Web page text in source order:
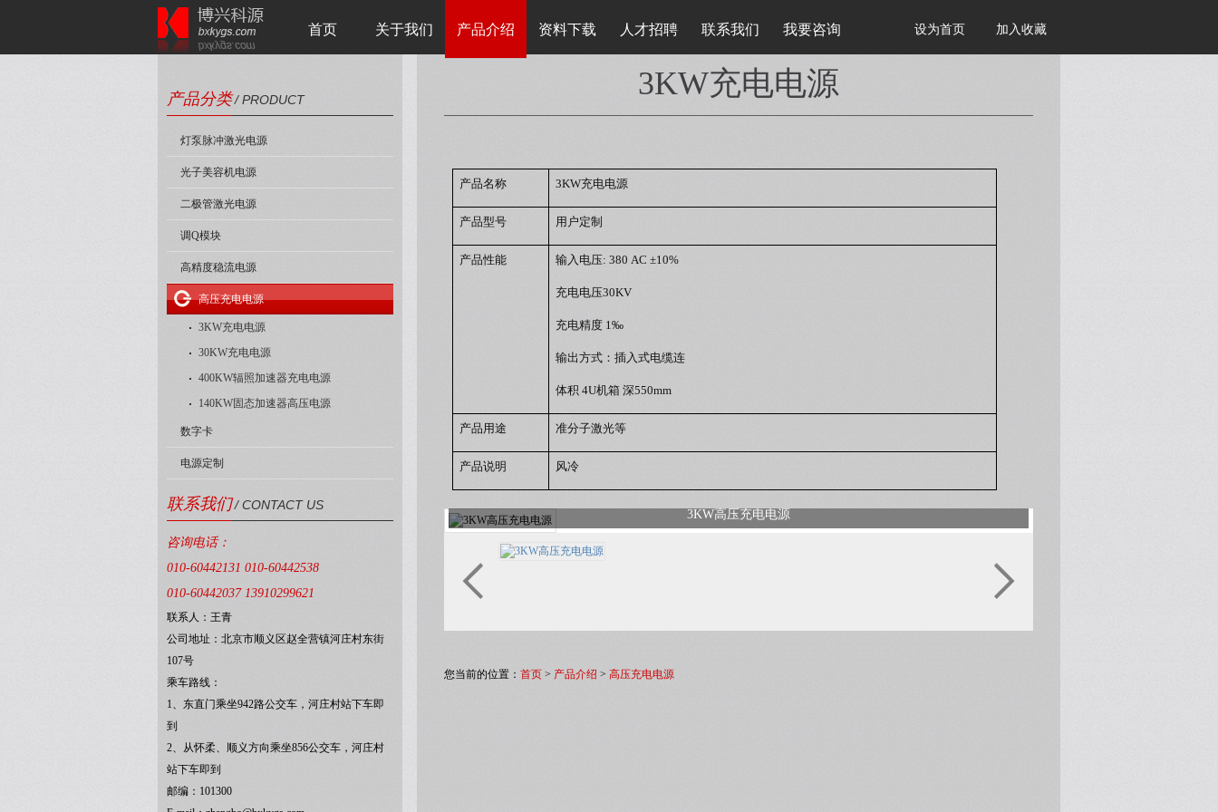
首页 关于我们 产品介绍 资料下载 人才招聘 联系我们 我要咨询 设为首页 加入收藏
产品分类/ PRODUCT
灯泵脉冲激光电源
光子美容机电源
二极管激光电源
调Q模块
高精度稳流电源
高压充电电源
3KW充电电源
30KW充电电源
400KW辐照加速器充电电源
140KW固态加速器高压电源
数字卡
电源定制
联系我们/ CONTACT US
咨询电话：
010-60442131 010-60442538
010-60442037 13910299621
联系人：王青
公司地址：北京市顺义区赵全营镇河庄村东街
107号
乘车路线：
1、东直门乘坐942路公交车，河庄村站下车即
到
2、从怀柔、顺义方向乘坐856公交车，河庄村
站下车即到
邮编：101300
3KW充电电源
产品名称 3KW充电电源
产品型号 用户定制
产品性能 输入电压: 380 AC±10%
充电电压30KV
充电精度 1‰
输出方式：插入式电缆连
体积 4U机箱 深550mm
产品用途 准分子激光等
产品说明 风冷
3KW高压充电电源
您当前的位置： 首页 > 产品介绍 > 高压充电电源